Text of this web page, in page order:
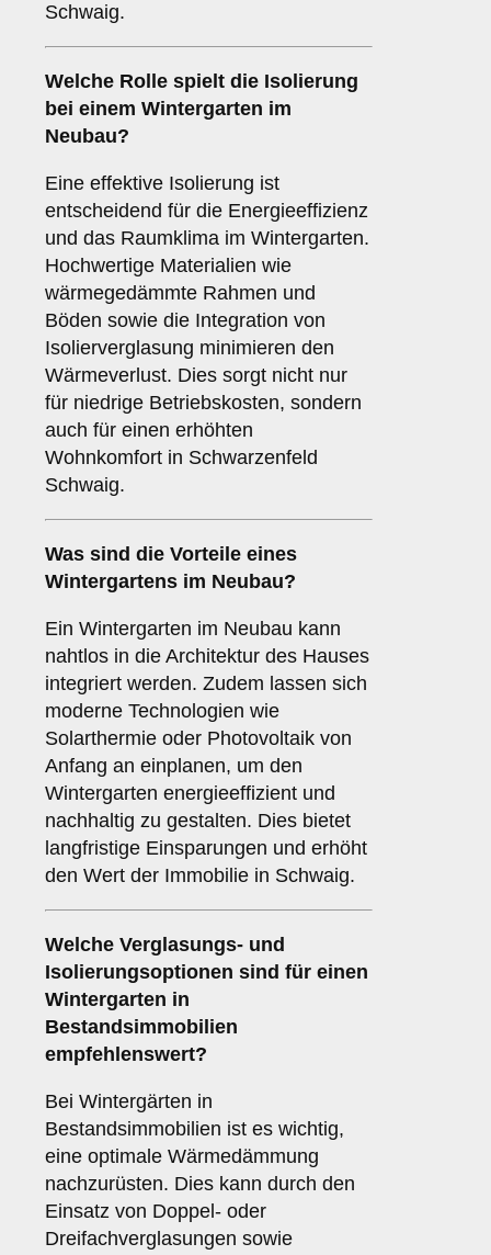
Schwaig.
Welche Rolle spielt die Isolierung
bei einem Wintergarten im
Neubau?
Eine effektive Isolierung ist
entscheidend für die Energieeffizienz
und das Raumklima im Wintergarten.
Hochwertige Materialien wie
wärmegedämmte Rahmen und
Böden sowie die Integration von
Isolierverglasung minimieren den
Wärmeverlust. Dies sorgt nicht nur
für niedrige Betriebskosten, sondern
auch für einen erhöhten
Wohnkomfort in Schwarzenfeld
Schwaig.
Was sind die Vorteile eines
Wintergartens im Neubau?
Ein Wintergarten im Neubau kann
nahtlos in die Architektur des Hauses
integriert werden. Zudem lassen sich
moderne Technologien wie
Solarthermie oder Photovoltaik von
Anfang an einplanen, um den
Wintergarten energieeffizient und
nachhaltig zu gestalten. Dies bietet
langfristige Einsparungen und erhöht
den Wert der Immobilie in Schwaig.
Welche Verglasungs- und
Isolierungsoptionen sind für einen
Wintergarten in
Bestandsimmobilien
empfehlenswert?
Bei Wintergärten in
Bestandsimmobilien ist es wichtig,
eine optimale Wärmedämmung
nachzurüsten. Dies kann durch den
Einsatz von Doppel- oder
Dreifachverglasungen sowie